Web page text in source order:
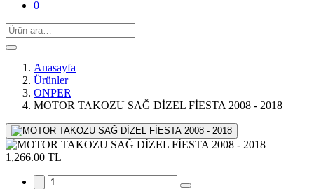
0
Anasayfa
Ürünler
ONPER
MOTOR TAKOZU SAĞ DİZEL FİESTA 2008 - 2018
1,266.00 TL